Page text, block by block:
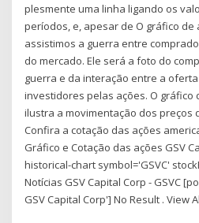
plesmente uma linha ligando os
períodos, e, apesar de O gráfico
assistimos a guerra entre
do mercado. Ele será a foto do
guerra e da interação entre a
investidores pelas ações. O gráfico
ilustra a movimentação dos preços
Confira a cotação das ações
Gráfico e Cotação das ações GSV
historical-chart symbol='GSVC'
Notícias GSV Capital Corp - GSVC
GSV Capital Corp'] No Result . View